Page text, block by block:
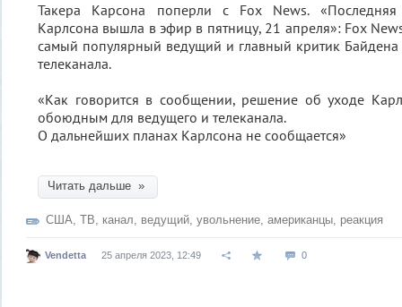
Такера Карсона поперли с Fox News. «Последняя
Карлсона вышла в эфир в пятницу, 21 апреля»: Fox
самый популярный ведущий и главный критик Байдена
телеканала.
«Как говорится в сообщении, решение об уходе
обоюдным для ведущего и телеканала.
О дальнейших планах Карлсона не сообщается»
Читать дальше »
США, ТВ, канал, ведущий, увольнение, американцы, реакция
Vendetta 25 апреля 2023, 12:49 0